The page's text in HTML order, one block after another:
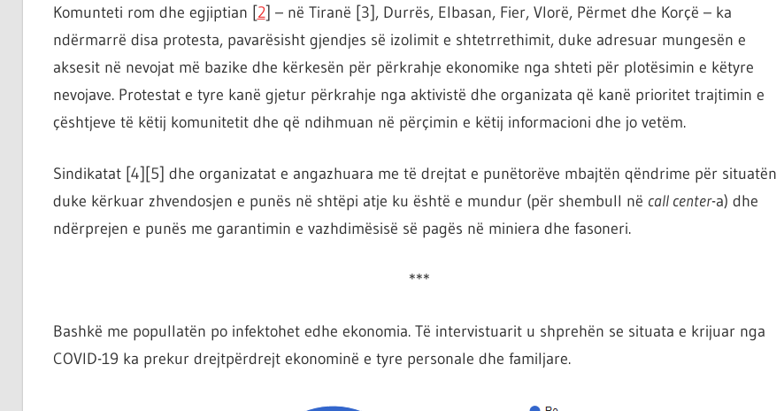
Komunteti rom dhe egjiptian [2] – në Tiranë [3], Durrës, Elbasan, Fier, Vlorë, Përmet dhe Korçë – ka
ndërmarrë disa protesta, pavarësisht gjendjes së izolimit e shtetrrethimit, duke adresuar mungesën e
aksesit në nevojat më bazike dhe kërkesën për përkrahje ekonomike nga shteti për plotësimin e këtyre
nevojave. Protestat e tyre kanë gjetur përkrahje nga aktivistë dhe organizata që kanë prioritet trajtimin e
çështjeve të këtij komunitetit dhe që ndihmuan në përçimin e këtij informacioni dhe jo vetëm.
Sindikatat [4][5] dhe organizatat e angazhuara me të drejtat e punëtorëve mbajtën qëndrime për situatën
duke kërkuar zhvendosjen e punës në shtëpi atje ku është e mundur (për shembull në call center-a) dhe
ndërprejen e punës me garantimin e vazhdimësisë së pagës në miniera dhe fasoneri.
***
Bashkë me popullatën po infektohet edhe ekonomia. Të intervistuarit u shprehën se situata e krijuar nga
COVID-19 ka prekur drejtpërdrejt ekonominë e tyre personale dhe familjare.